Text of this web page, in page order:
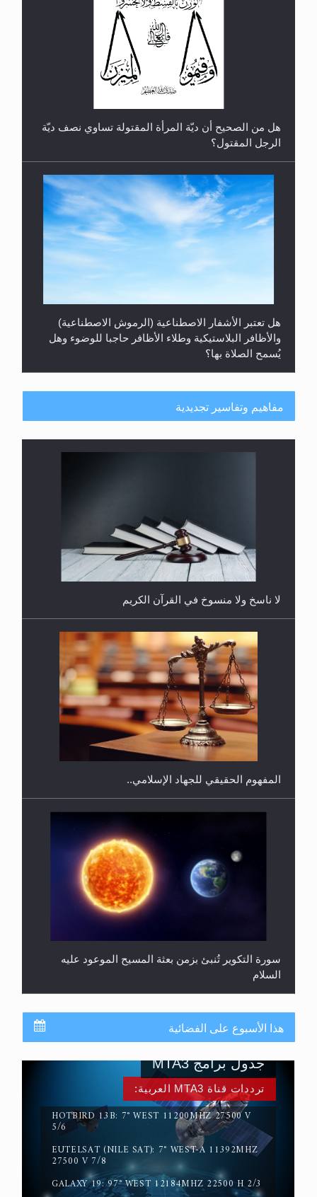
رأيٌ في لغة المسيح الموعود عليه السلام.. 4...
هل من الصحيح أن ديّة المرأة المقتولة تساوي نصف ديّة
الرجل المقتول؟
هل تعتبر الأشفار الاصطناعية (الرموش الاصطناعية)
والأظافر البلاستيكية وطلاء الأظافر حاجبا للوضوء وهل
يُسمح الصلاة بها؟
هل يُحسب حول الزكاة وفق السنة الميلادية أو الهجرية؟
هل يجوز فتح مشروع كوافير نسائي للمحجبات وغير
المحجبات؟
مفاهيم وتفاسير تجديدية
لا ناسخ ولا منسوخ في القرآن الكريم
المفهوم الحقيقي للجهاد الإسلامي..
سورة التكوير تُنبئ بزمن بعثة المسيح الموعود عليه
السلام
حقيقة المسيح الدجال
هذا الأسبوع على الفضائية
ترددات قناة MTA3 العربية:
HOTBIRD 13B: 7° WEST 11200MHZ 27500 V
5/6
EUTELSAT (NILE SAT): 7° WEST-A 11392MHZ
27500 V 7/8
GALAXY 19: 97° WEST 12184MHZ 22500 H 2/3
جدول برامج MTA3